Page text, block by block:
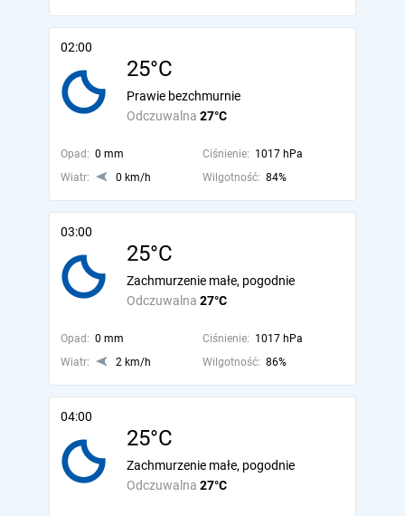
02:00
25°C
Odczuwalna 27°C
Prawie bezchmurnie
Opad: 0 mm Ciśnienie: 1017 hPa
Wiatr:
0 km/h Wilgotność: 84%
03:00
25°C
Odczuwalna 27°C
Zachmurzenie małe, pogodnie
Opad: 0 mm Ciśnienie: 1017 hPa
Wiatr:
2 km/h Wilgotność: 86%
04:00
25°C
Odczuwalna 27°C
Zachmurzenie małe, pogodnie